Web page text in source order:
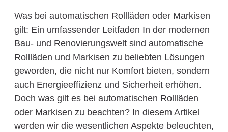
Was bei automatischen Rollläden oder Markisen
gilt: Ein umfassender Leitfaden In der modernen
Bau- und Renovierungswelt sind automatische
Rollläden und Markisen zu beliebten Lösungen
geworden, die nicht nur Komfort bieten, sondern
auch Energieeffizienz und Sicherheit erhöhen.
Doch was gilt es bei automatischen Rollläden
oder Markisen zu beachten? In diesem Artikel
werden wir die wesentlichen Aspekte beleuchten,